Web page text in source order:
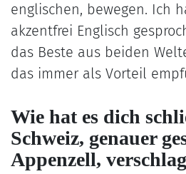
englischen, bewegen. Ich
akzentfrei Englisch
das Beste aus beiden
das immer als Vorteil
Wie hat es dich
Schweiz, genauer
Appenzell,